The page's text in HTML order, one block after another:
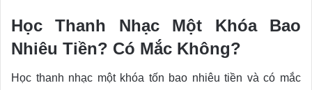
Học Thanh Nhạc Một Khóa Bao
Nhiêu Tiền? Có Mắc Không?
Học thanh nhạc một khóa tốn bao nhiêu tiền và có mắc